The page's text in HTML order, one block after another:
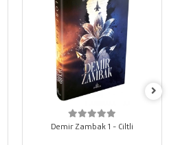
Demir Zambak 1 - Ciltli